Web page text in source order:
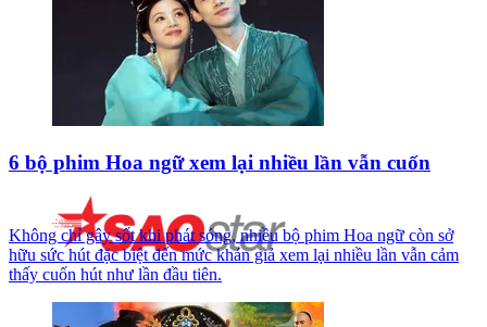
6 bộ phim Hoa ngữ xem lại nhiều lần vẫn cuốn
Không chỉ gây sốt khi phát sóng, nhiều bộ phim Hoa ngữ còn sở
hữu sức hút đặc biệt đến mức khán giả xem lại nhiều lần vẫn cảm
thấy cuốn hút như lần đầu tiên.